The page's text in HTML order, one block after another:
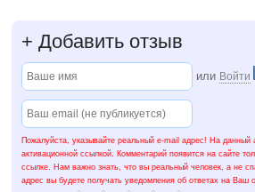
+ Добавить отзыв
или Войти
Пожалуйста, указывайте реальный e-mail адрес! На данный
активационной ссылкой. Комментарий появится на сайте
ссылке. Нам важно знать, что вы реальный человек, а не
адрес вы будете получать уведомления об ответах на Ваш